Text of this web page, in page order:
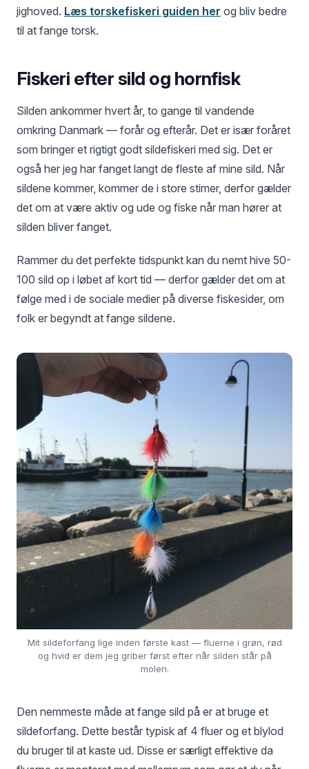
jighoved. Læs torskefiskeri guiden her og bliv bedre
til at fange torsk.
Fiskeri efter sild og hornfisk
Silden ankommer hvert år, to gange til vandende
omkring Danmark — forår og efterår. Det er især foråret
som bringer et rigtigt godt sildefiskeri med sig. Det er
også her jeg har fanget langt de fleste af mine sild. Når
sildene kommer, kommer de i store stimer, derfor gælder
det om at være aktiv og ude og fiske når man hører at
silden bliver fanget.
Rammer du det perfekte tidspunkt kan du nemt hive 50-
100 sild op i løbet af kort tid — derfor gælder det om at
følge med i de sociale medier på diverse fiskesider, om
folk er begyndt at fange sildene.
Mit sildeforfang lige inden første kast — fluerne i grøn, rød
og hvid er dem jeg griber først efter når silden står på
molen.
Den nemmeste måde at fange sild på er at bruge et
sildeforfang. Dette består typisk af 4 fluer og et blylod
du bruger til at kaste ud. Disse er særligt effektive da